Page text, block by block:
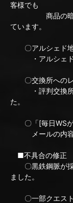
客様でも
商品の暗転状
ています。
〇アルシェド地
・アルシェド地
〇交換所へのレ
・評判交換所と
た。
〇「[毎日WSが
メールの内容
■不具合の修正
〇黒鉄鋼脈が採
ました。
〇一部クエスト